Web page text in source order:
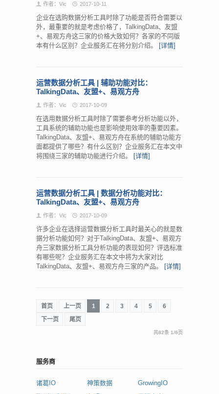
作者：Vic 2017-10-11
企业在选购数据分析工具时除了功能是否符合需要以
外，最重要的就是考虑价格了，TalkingData、友盟
+、易观方舟这三家的价格大致如何？各家的不同版
本有什么区别？企业服务汇在将分别介绍。 [详情]
运营数据分析工具 | 辅助功能对比：
TalkingData、友盟+、易观方舟
作者：Vic 2017-10-09
在选用数据分析工具时除了需要参考分析功能以外，
工具系统的辅助功能也是影响使用效率的重要因素。
TalkingData、友盟+、易观方舟在系统的辅助功能方
面都提供了哪些？有什么区别？企业服务汇在本文中
将围绕三家的辅助功能进行介绍。 [详情]
运营数据分析工具 | 数据分析功能对比：
TalkingData、友盟+、易观方舟
作者：Vic 2017-10-09
许多企业在选择运营数据分析工具时最关心的就是数
据分析功能如何？对于TalkingData、友盟+、易观方
舟三家数据分析工具分析功能的表现如何？评选标准
有哪些呢？企业服务汇在本文中将为大家对比
TalkingData、友盟+、易观方舟三家的产品。 [详情]
首页 上一页 1 2 3 4 5
6
下一页
尾页
共82条 1/6页
服务商
诸葛IO 神策数据
GrowingIO